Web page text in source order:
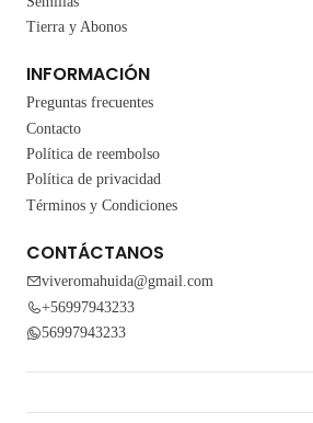
Tierra y Abonos
INFORMACIÓN
Preguntas frecuentes
Contacto
Política de reembolso
Política de privacidad
Términos y Condiciones
CONTÁCTANOS
viveromahuida@gmail.com
+56997943233
56997943233